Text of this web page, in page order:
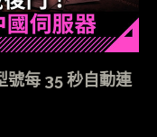
號每 35 秒自動連